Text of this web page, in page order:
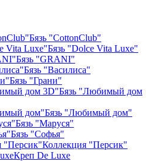
Бязь "CottonClub"
Бязь "Dolce Vita Luxe"
Бязь "GRANI"
Бязь "Василиса"
Бязь "Грани"
Бязь "Любимый дом
Бязь "Любимый дом"
Бязь "Маруся"
Бязь "Софья"
Коллекция "Персик"
Креп De Luxe